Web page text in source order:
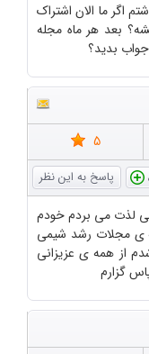
اگر ما الان اشتراک
بعد هر ماه مجله
بدید؟
5
لذت می بردم خودم
ی مجلات رشد شیمی
از همه ی عزیزانی
گزارم